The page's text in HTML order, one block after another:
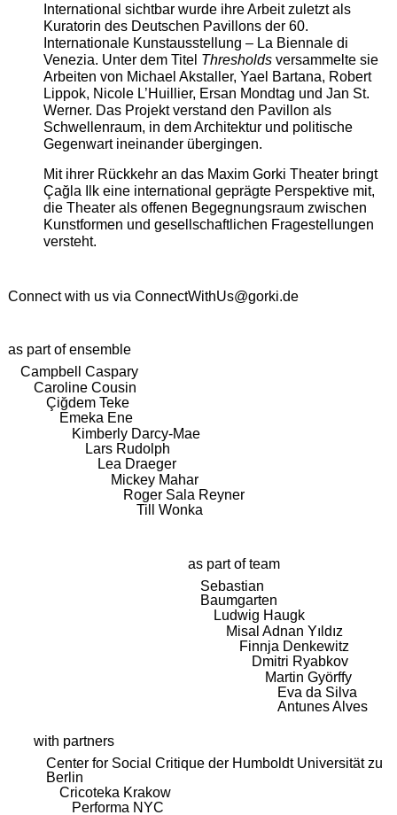
International sichtbar wurde ihre Arbeit zuletzt als
Kuratorin des Deutschen Pavillons der 60.
Internationale Kunstausstellung – La Biennale di
Venezia. Unter dem Titel Thresholdsversammelte sie
Arbeiten von Michael Akstaller, Yael Bartana, Robert
Lippok, Nicole L’Huillier, Ersan Mondtag und Jan St.
Werner. Das Projekt verstand den Pavillon als
Schwellenraum, in dem Architektur und politische
Gegenwart ineinander übergingen.
Mit ihrer Rückkehr an das Maxim Gorki Theater bringt
Çağla Ilk eine international geprägte Perspektive mit,
die Theater als offenen Begegnungsraum zwischen
Kunstformen und gesellschaftlichen Fragestellungen
versteht.
Connect with us via ConnectWithUs@gorki.de
as part of ensemble
Campbell Caspary
Caroline Cousin
Çiğdem Teke
Emeka Ene
Kimberly Darcy-Mae
Lars Rudolph
Lea Draeger
Mickey Mahar
Roger Sala Reyner
Till Wonka
as part of team
Sebastian
Baumgarten
Ludwig Haugk
Misal Adnan Yıldız
Finnja Denkewitz
Dmitri Ryabkov
Martin Györffy
Eva da Silva
Antunes Alves
with partners
Center for Social Critique der Humboldt Universität zu
Berlin
Cricoteka Krakow
Performa NYC